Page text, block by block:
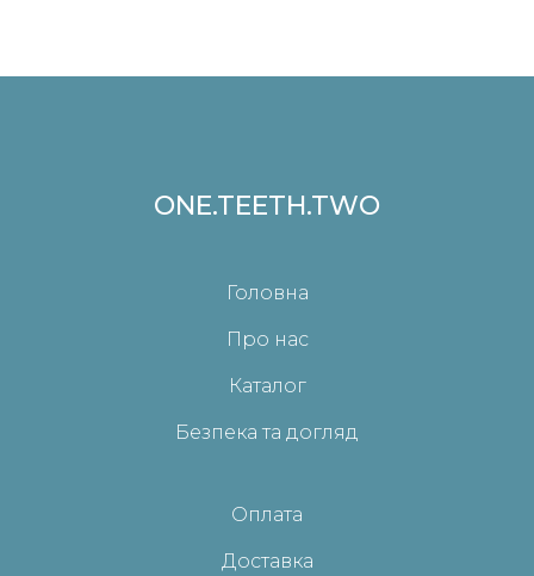
ONE.TEETH.TWO
Головна
Про нас
Каталог
Безпека та догляд
Оплата
Доставка